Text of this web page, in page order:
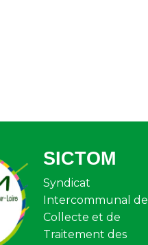
SICTOM
Syndicat
Intercommunal de
Collecte et de
Traitement des